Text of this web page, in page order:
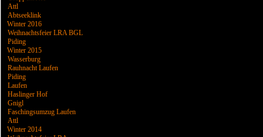
Attl
Abtseeklink
Winter 2016
Weihnachtsfeier LRA BGL
Piding
Winter 2015
Wasserburg
Rauhnacht Laufen
Piding
Laufen
Haslinger Hof
Gnigl
Faschingsumzug Laufen
Attl
Winter 2014